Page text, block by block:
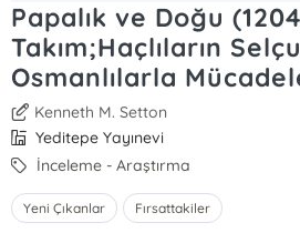
Papalık ve Doğu
Takım;Haçlıların
Osmanlılarla
Kenneth M. Setton
Yeditepe Yayınevi
İnceleme - Araştırma
Yeni Çıkanlar Fırsattakiler